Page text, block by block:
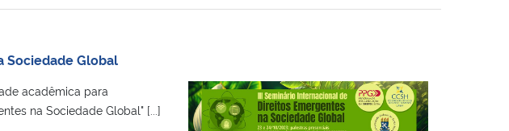
Sociedade Global
acadêmica para
na Sociedade Global" [...]